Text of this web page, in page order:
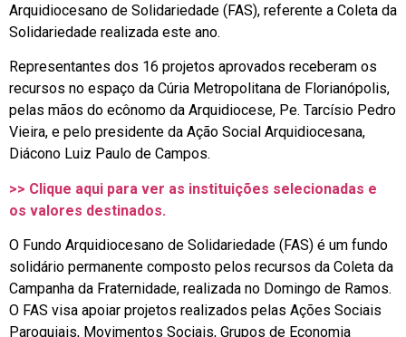
Arquidiocesano de Solidariedade (FAS), referente a Coleta da
Solidariedade realizada este ano.
Representantes dos 16 projetos aprovados receberam os
recursos no espaço da Cúria Metropolitana de Florianópolis,
pelas mãos do ecônomo da Arquidiocese, Pe. Tarcísio Pedro
Vieira, e pelo presidente da Ação Social Arquidiocesana,
Diácono Luiz Paulo de Campos.
>> Clique aqui para ver as instituições selecionadas e
os valores destinados.
O Fundo Arquidiocesano de Solidariedade (FAS) é um fundo
solidário permanente composto pelos recursos da Coleta da
Campanha da Fraternidade, realizada no Domingo de Ramos.
O FAS visa apoiar projetos realizados pelas Ações Sociais
Paroquiais, Movimentos Sociais, Grupos de Economia